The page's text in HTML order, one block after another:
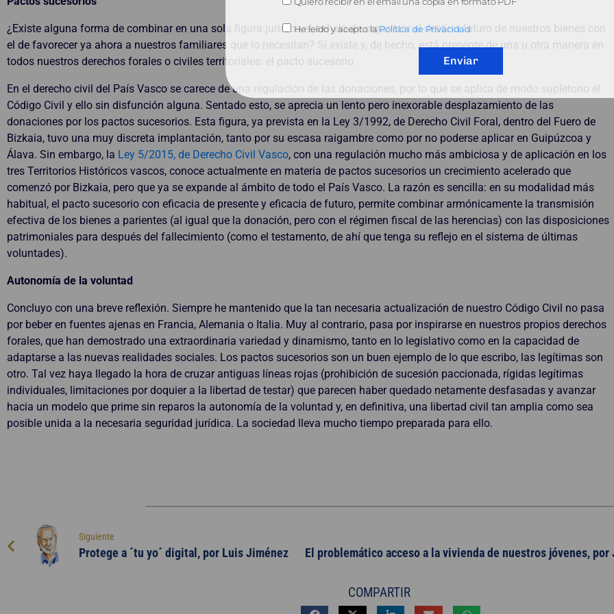
¿Existe alguna forma de combinar en una sola figura jurídica el anhelo de organizar el destino futuro de nuestros bienes con
el de favorecer ya ahora a nuestros familiares que lo necesitan? Sí existe y, de hecho, está presente de una u otra manera en
todos nuestros derechos forales o civiles territoriales: el pacto sucesorio.
En el derecho civil del País Vasco se carece de una regulación de las donaciones, por lo que se aplica de modo supletorio el
Código Civil y ello sin disfunción alguna. Sentado esto, se aprecia un lento pero inexorable desplazamiento de las
donaciones por los pactos sucesorios. Esta figura, ya prevista en la Ley 3/1992, de Derecho Civil Foral, dentro del Fuero de
Bizkaia, tuvo una muy discreta implantación, tanto por su escasa raigambre como por no poderse aplicar en Guipúzcoa y
Álava. Sin embargo, la Ley 5/2015, de Derecho Civil Vasco, con una regulación mucho más ambiciosa y de aplicación en los
tres Territorios Históricos vascos, conoce actualmente en materia de pactos sucesorios un crecimiento acelerado que
comenzó por Bizkaia, pero que ya se expande al ámbito de todo el País Vasco. La razón es sencilla: en su modalidad más
habitual, el pacto sucesorio con eficacia de presente y eficacia de futuro, permite combinar armónicamente la transmisión
efectiva de los bienes a parientes (al igual que la donación, pero con el régimen fiscal de las herencias) con las disposiciones
patrimoniales para después del fallecimiento (como el testamento, de ahí que tenga su reflejo en el sistema de últimas
voluntades).
Autonomía de la voluntad
Concluyo con una breve reflexión. Siempre he mantenido que la tan necesaria actualización de nuestro Código Civil no pasa
por beber en fuentes ajenas en Francia, Alemania o Italia. Muy al contrario, pasa por inspirarse en nuestros propios derechos
forales, que han demostrado una extraordinaria variedad y dinamismo, tanto en lo legislativo como en la capacidad de
adaptarse a las nuevas realidades sociales. Los pactos sucesorios son un buen ejemplo de lo que escribo, las legítimas son
otro. Tal vez haya llegado la hora de cruzar antiguas líneas rojas (prohibición de sucesión paccionada, rígidas legítimas
individuales, limitaciones por doquier a la libertad de testar) que parecen haber quedado netamente desfasadas y avanzar
hacia un modelo que prime sin reparos la autonomía de la voluntad y, en definitiva, una libertad civil tan amplia como sea
posible unida a la necesaria seguridad jurídica. La sociedad lleva mucho tiempo preparada para ello.
Siguiente
Protege a ´tu yo´ digital, por Luis Jiménez El problemático acceso a la vivienda de nuestros jóvenes, por
COMPARTIR
He leído y acepto laPolítica de Privacidad
Enviar